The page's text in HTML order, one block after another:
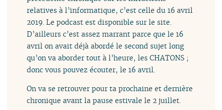
relatives à l’informatique, c’est celle du 16 avril
2019. Le podcast est disponible sur le site.
D’ailleurs c’est assez marrant parce que le 16
avril on avait déjà abordé le second sujet long
qu’on va aborder tout à l’heure, les CHATONS ;
donc vous pouvez écouter, le 16 avril.
On va se retrouver pour ta prochaine et dernière
chronique avant la pause estivale le 2 juillet.